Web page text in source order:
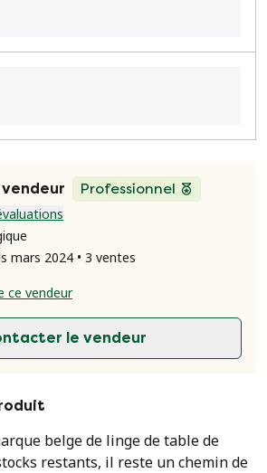
Professionnel
mars 2024 • 3 ventes
ce vendeur
le vendeur
belge de linge de table de
restants, il reste un chemin de